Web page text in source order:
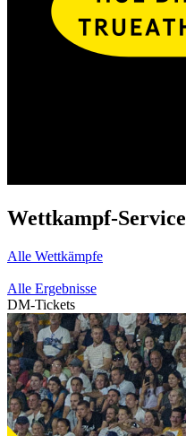
Wettkampf-Service
Alle Wettkämpfe
Alle Ergebnisse
DM-Tickets